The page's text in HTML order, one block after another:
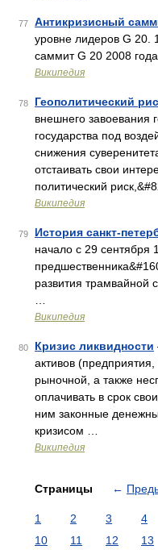
77 Антикризисный
уровне лидеров G 20.
саммит G 20 2008
Википедия
78 Геополитический
внешнего завоевания
государства под
снижения
отстаивать свои
политический
Википедия
79 История санкт-
начало с 29 сентября
развития трамвайной
Википедия
80 Кризис ликвидности
активов
рыночной, а также
оплачивать в срок
ним законные
кризисом …
Википедия
Страницы ←
1 2 3 4
10
11 12 13